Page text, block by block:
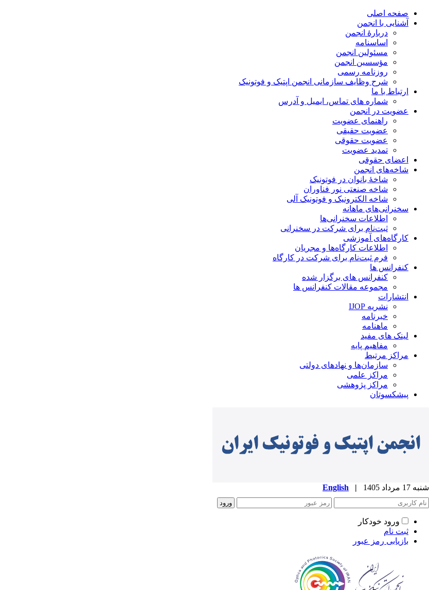
صفحه اصلی
آشنایی با انجمن
دربارۀ انجمن
اساسنامه
مسئولین انجمن
مؤسسین انجمن
روزنامه رسمی
شرح وظایف سازمانی انجمن اپتیک و فوتونیک
ارتباط با ما
شماره های تماس، ایمیل و آدرس
عضویت در انجمن
راهنمای عضویت
عضویت حقیقی
عضویت حقوقی
تمدید عضویت
اعضای حقوقی
شاخه‌های انجمن
شاخۀ بانوان در فوتونیک
شاخه صنعتی نور فناوران
شاخه‌ الکترونیک و فوتونیک آلی
سخنرانی‌های ماهانه
اطلاعات سخنرانی‌‌ها
ثبت‌نام برای شرکت در سخنرانی
کارگاه‌های آموزشی
اطلاعات کارگاه‌ها و مجریان
فرم ثبت‌نام برای شرکت در کارگاه
کنفرانس ها
کنفرانس های برگزار شده
مجموعه مقالات کنفرانس ها
انتشارات
نشریه IJOP
خبرنامه
ماهنامه
لینک های مفید
مفاهیم پایه
مراکز مرتبط
سازمان‌ها و نهادهای دولتی
مراکز علمی
مراکز پژوهشی
پیشکسوتان
شنبه 17 مرداد 1405 |
English
ورود خودکار
ثبت نام
بازیابی رمز عبور